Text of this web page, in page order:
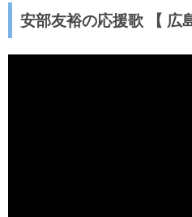
安部友裕の応援歌 【 広